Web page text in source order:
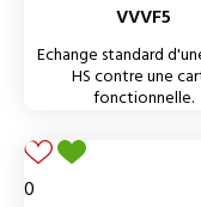
VVVF5
Echange standard
HS contre une
fonctionnelle.
0